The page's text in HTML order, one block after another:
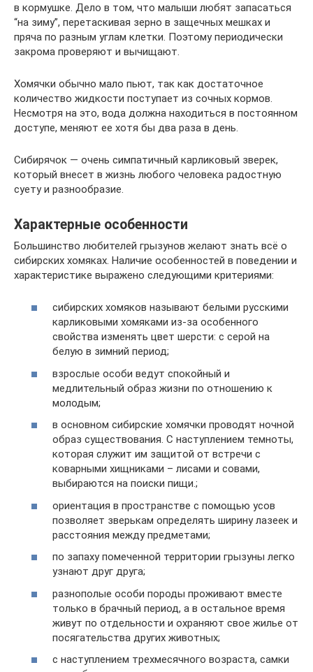
в кормушке. Дело в том, что малыши любят запасаться
“на зиму”, перетаскивая зерно в защечных мешках и
пряча по разным углам клетки. Поэтому периодически
закрома проверяют и вычищают.
Хомячки обычно мало пьют, так как достаточное
количество жидкости поступает из сочных кормов.
Несмотря на это, вода должна находиться в постоянном
доступе, меняют ее хотя бы два раза в день.
Сибирячок — очень симпатичный карликовый зверек,
который внесет в жизнь любого человека радостную
суету и разнообразие.
Характерные особенности
Большинство любителей грызунов желают знать всё о
сибирских хомяках. Наличие особенностей в поведении и
характеристике выражено следующими критериями:
сибирских хомяков называют белыми русскими
карликовыми хомяками из-за особенного
свойства изменять цвет шерсти: с серой на
белую в зимний период;
взрослые особи ведут спокойный и
медлительный образ жизни по отношению к
молодым;
в основном сибирские хомячки проводят ночной
образ существования. С наступлением темноты,
которая служит им защитой от встречи с
коварными хищниками – лисами и совами,
выбираются на поиски пищи.;
ориентация в пространстве с помощью усов
позволяет зверькам определять ширину лазеек и
расстояния между предметами;
по запаху помеченной территории грызуны легко
узнают друг друга;
разнополые особи породы проживают вместе
только в брачный период, а в остальное время
живут по отдельности и охраняют свое жилье от
посягательства других животных;
с наступлением трехмесячного возраста, самки